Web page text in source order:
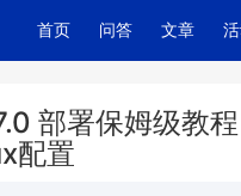
首页(current)
问答 文章
部署保姆级教
配置